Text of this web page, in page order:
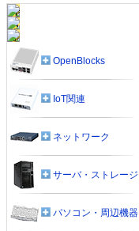
OpenBlocks
IoT関連
ネットワーク
サーバ・ストレージ
パソコン・周辺機器